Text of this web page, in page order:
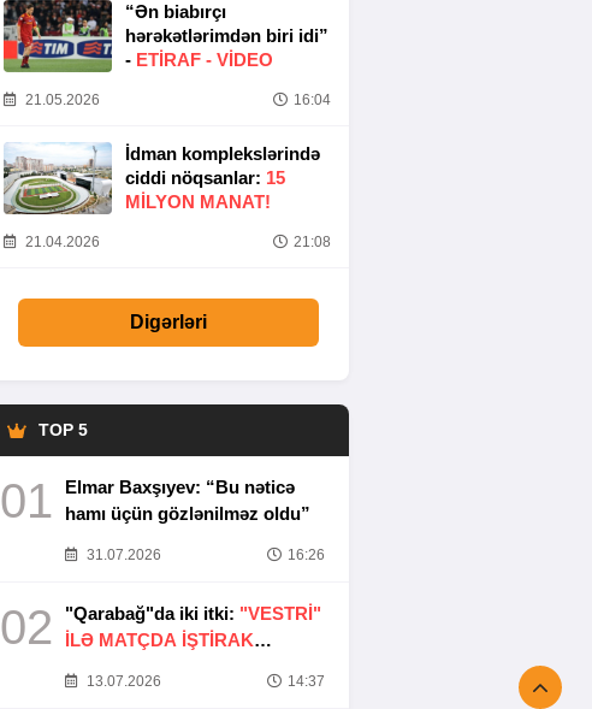
“Ən biabırçı
hərəkətlərimdən biri idi”
- ETIRAF - VİDEO
21.05.2026 16:04
İdman komplekslərində
ciddi nöqsanlar: 15
MILYON MANAT!
21.04.2026 21:08
Digərləri
TOP 5
01
Elmar Baxşıyev: “Bu nəticə
hamı üçün gözlənilməz oldu”
31.07.2026 16:26
02 "Qarabağ"da iki itki: "VESTRİ"
İLƏ MATÇDA İŞTİRAK
13.07.2026 14:37